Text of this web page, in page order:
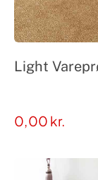
Light
0,00 kr.